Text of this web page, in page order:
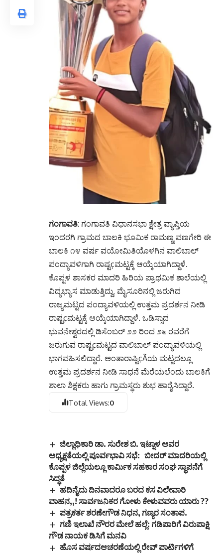
ಗಂಗಾವತಿ: ಗಂಗಾವತಿ ವಿಧಾನಸಭಾ ಕ್ಷೇತ್ರ ವ್ಯಾಪ್ತಿಯ
ಇಂದರಗಿ ಗ್ರಾಮದ ಬಾಲಕಿ ಭೂಮಿಕ ರಾಮಣ್ಣ ವಣಗೇರಿ ಈ
ಬಾಲಕಿ ೧೪ ವರ್ಷ ವಯೋಮಿತಿಯೊಳಗಿನ ವಾಲಿಬಾಲ್
ಪಂದ್ಯಾವಳಿಗಾಗಿ ರಾಷ್ಟçಮಟ್ಟಕ್ಕೆ ಆಯ್ಕೆಯಾಗಿದ್ದಾಳೆ.
ಕೊಪ್ಪಳ ಶಾಸಕರ ಮಾದರಿ ಹಿರಿಯ ಪ್ರಾಥಮಿಕ ಶಾಲೆಯಲ್ಲಿ
ವಿದ್ಯಭ್ಯಾಸ ಮಾಡುತ್ತಿದ್ದು, ಮೈಸೂರಿನಲ್ಲಿ ಜರುಗಿದ
ರಾಜ್ಯಮಟ್ಟದ ಪಂದ್ಯಾವಳಿಯಲ್ಲಿ ಉತ್ತಮ ಪ್ರದರ್ಶನ ನೀಡಿ
ರಾಷ್ಟçಮಟ್ಟಕ್ಕೆ ಆಯ್ಕೆಯಾಗಿದ್ದಾಳೆ. ಒಡಿಸ್ಸಾದ
ಭುವನೇಶ್ವರದಲ್ಲಿ ಡಿಸೆಂಬರ್ ೨೨ ರಿಂದ ೨೬ ರವರೆಗೆ
ಜರುಗುವ ರಾಷ್ಟçಮಟ್ಟದ ವಾಲಿಬಾಲ್ ಪಂದ್ಯಾವಳಿಯಲ್ಲಿ
ಭಾಗವಹಿಸಲಿದ್ದಾರೆ. ಅಂತಾರಾಷ್ಟಿçÃಯ ಮಟ್ಟದಲ್ಲೂ
ಉತ್ತಮ ಪ್ರದರ್ಶನ ನೀಡಿ ಸಾಧನೆ ಮೆರೆಯಲೆಂದು ಬಾಲಕಿಗೆ
ಶಾಲಾ ಶಿಕ್ಷಕರು ಹಾಗು ಗ್ರಾಮಸ್ಥರು ಶುಭ ಹಾರೈಸಿದ್ದಾರೆ.
Total Views:0
ಜಿಲ್ಲಾಧಿಕಾರಿ ಡಾ. ಸುರೇಶ ಬಿ. ಇಟ್ನಾಳ ಅವರ
ಅಧ್ಯಕ್ಷತೆಯಲ್ಲಿ ಪೂರ್ವಭಾವಿ ಸಭೆ: ಬೀದರ್ ಮಾದರಿಯಲ್ಲಿ
ಕೊಪ್ಪಳ ಜಿಲ್ಲೆಯಲ್ಲೂ ಕಾರ್ಮಿಕ ಸಹಕಾರ ಸಂಘ ಸ್ಥಾಪನೆಗೆ
ಸಿದ್ಧತೆ
ಹದಿನೈದು ದಿನವಾದರೂ ಬರದ ಕಸ ವಿಲೇವಾರಿ
ವಾಹನ,,! ಸಾರ್ವಜನಿಕರ ಗೋಳು ಕೇಳುವವರು ಯಾರು ??
ಪತ್ರಕರ್ತ ಶರಣೇಗೌಡ ನಿಧನ, ಗಣ್ಯರ ಸಂತಾಪ.
ಗಣಿ ಇಲಾಖೆ ನೌರರ ಮೇಲೆ ಹಲ್ಲೆ: ಗಡಿಪಾರಿಗೆ ವಿರುಪಾಕ್ಷಿ
ಗೌಡ ನಾಯಕ ಡಿಸಿಗೆ ಮನವಿ
ಹೊಸ ವರ್ಷದಆಚರಣೆಯಲ್ಲಿ ರೇವ್ ಪಾರ್ಟಿಗಳಿಗೆ